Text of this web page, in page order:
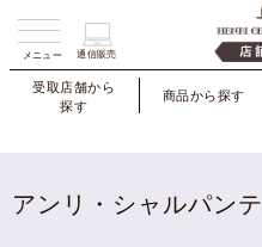
メニュー 通信販売
受取店舗から
探す
商品から探す
アンリ・シャルパン